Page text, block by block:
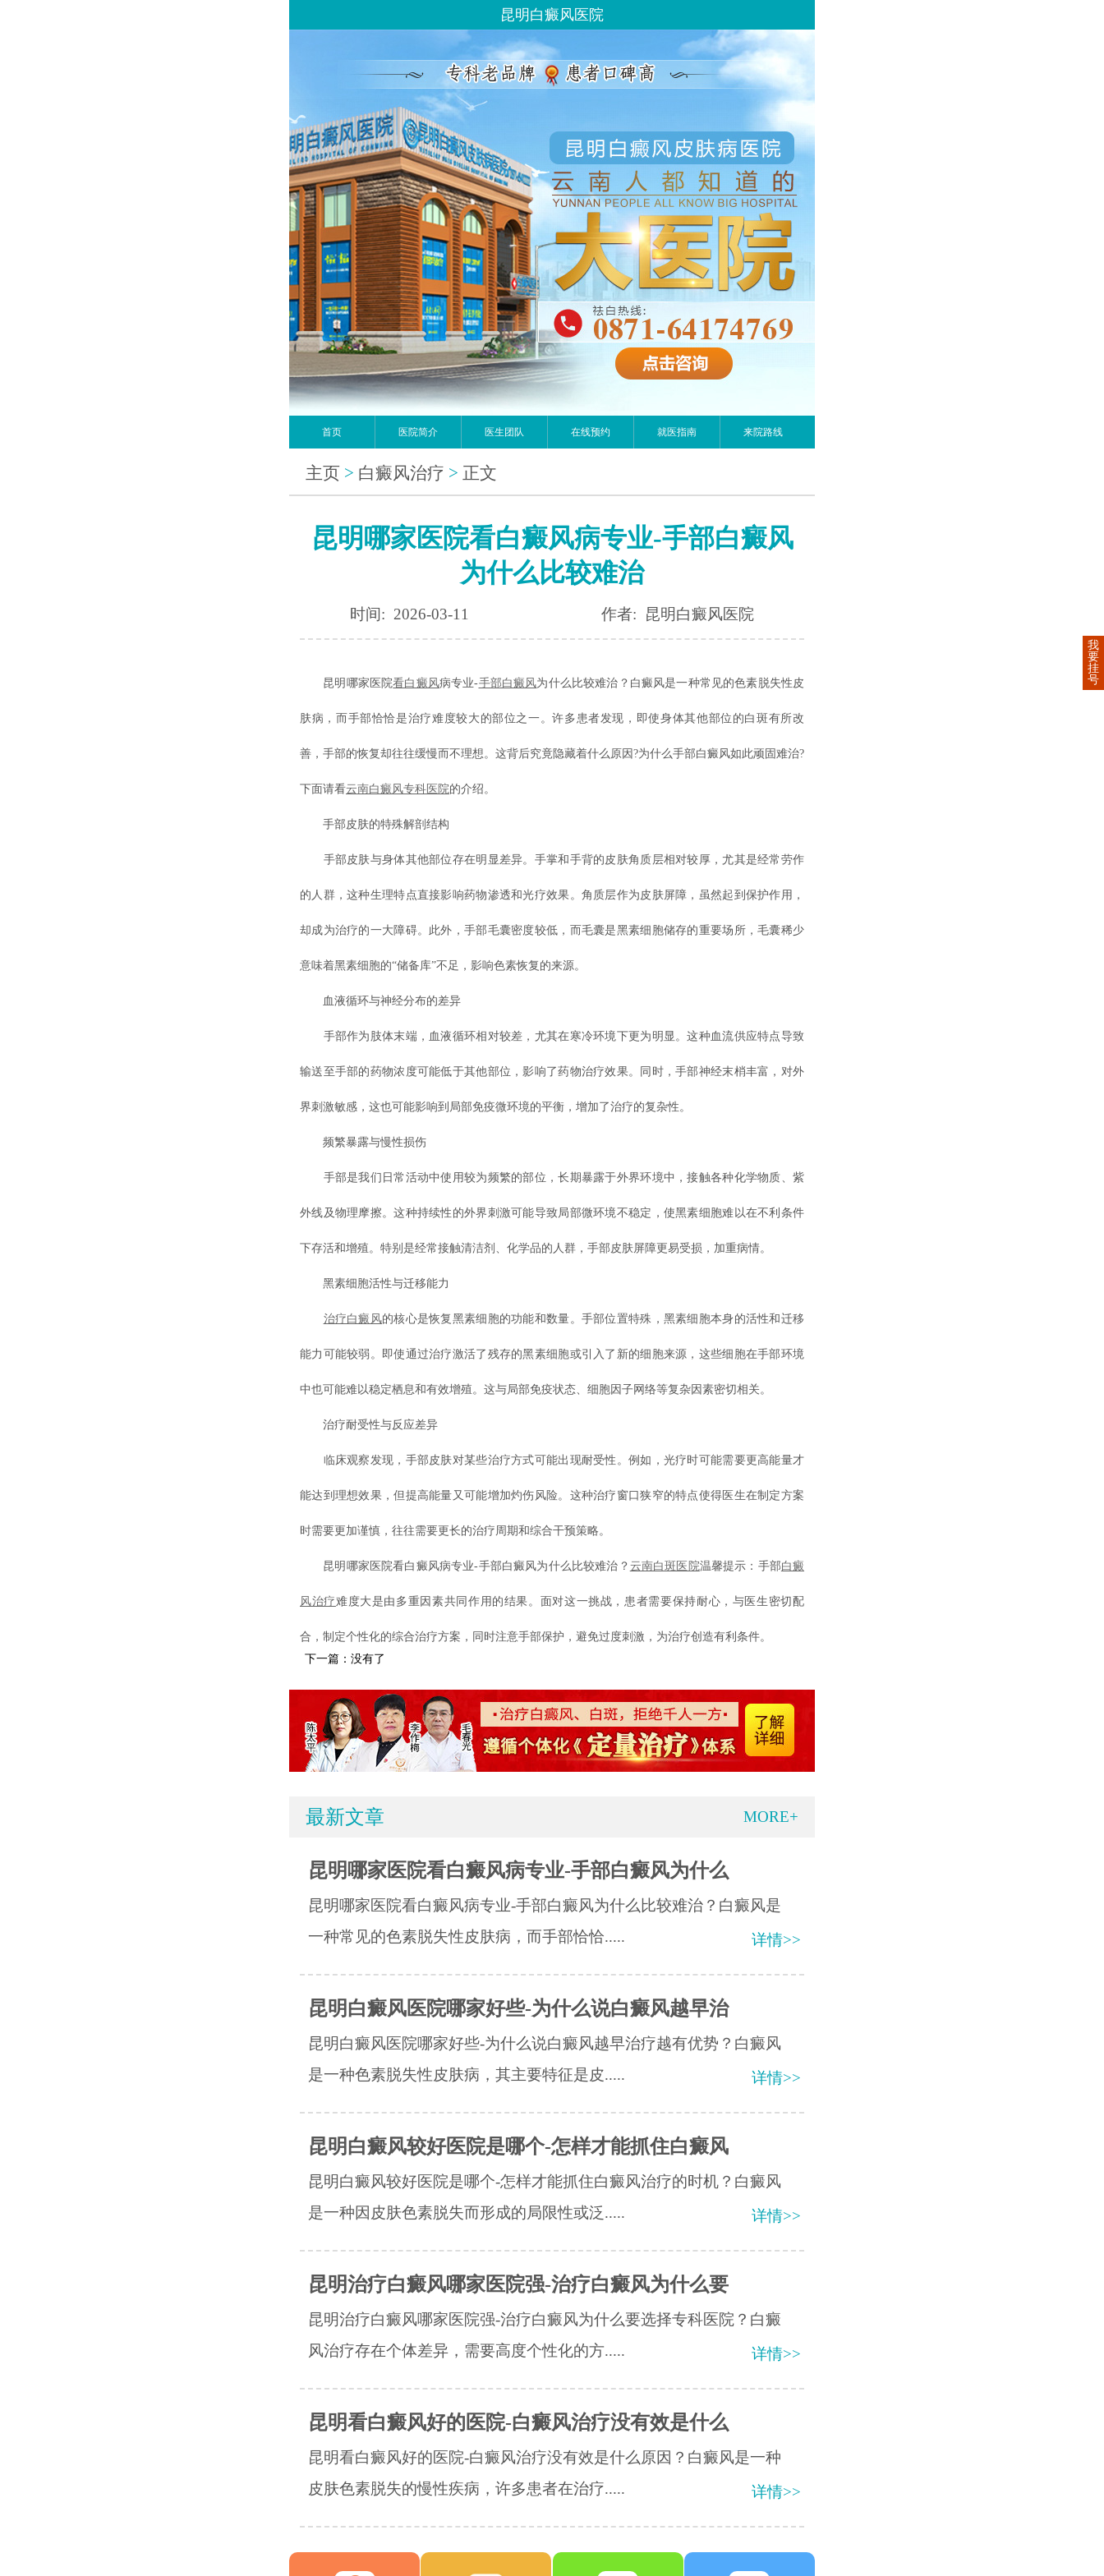
昆明白癜风医院
首页 医院简介 医生团队 在线预约 就医指南 来院路线
主页 > 白癜风治疗 > 正文
昆明哪家医院看白癜风病专业-手部白癜风
为什么比较难治
时间: 2026-03-11 作者: 昆明白癜风医院
昆明哪家医院看白癜风病专业-手部白癜风为什么比较难治？白癜风是一种常见的色素脱失性皮
肤病，而手部恰恰是治疗难度较大的部位之一。许多患者发现，即使身体其他部位的白斑有所改
善，手部的恢复却往往缓慢而不理想。这背后究竟隐藏着什么原因?为什么手部白癜风如此顽固难治?
下面请看云南白癜风专科医院的介绍。
手部皮肤的特殊解剖结构
手部皮肤与身体其他部位存在明显差异。手掌和手背的皮肤角质层相对较厚，尤其是经常劳作
的人群，这种生理特点直接影响药物渗透和光疗效果。角质层作为皮肤屏障，虽然起到保护作用，
却成为治疗的一大障碍。此外，手部毛囊密度较低，而毛囊是黑素细胞储存的重要场所，毛囊稀少
意味着黑素细胞的“储备库”不足，影响色素恢复的来源。
血液循环与神经分布的差异
手部作为肢体末端，血液循环相对较差，尤其在寒冷环境下更为明显。这种血流供应特点导致
输送至手部的药物浓度可能低于其他部位，影响了药物治疗效果。同时，手部神经末梢丰富，对外
界刺激敏感，这也可能影响到局部免疫微环境的平衡，增加了治疗的复杂性。
频繁暴露与慢性损伤
手部是我们日常活动中使用较为频繁的部位，长期暴露于外界环境中，接触各种化学物质、紫
外线及物理摩擦。这种持续性的外界刺激可能导致局部微环境不稳定，使黑素细胞难以在不利条件
下存活和增殖。特别是经常接触清洁剂、化学品的人群，手部皮肤屏障更易受损，加重病情。
黑素细胞活性与迁移能力
治疗白癜风的核心是恢复黑素细胞的功能和数量。手部位置特殊，黑素细胞本身的活性和迁移
能力可能较弱。即使通过治疗激活了残存的黑素细胞或引入了新的细胞来源，这些细胞在手部环境
中也可能难以稳定栖息和有效增殖。这与局部免疫状态、细胞因子网络等复杂因素密切相关。
治疗耐受性与反应差异
临床观察发现，手部皮肤对某些治疗方式可能出现耐受性。例如，光疗时可能需要更高能量才
能达到理想效果，但提高能量又可能增加灼伤风险。这种治疗窗口狭窄的特点使得医生在制定方案
时需要更加谨慎，往往需要更长的治疗周期和综合干预策略。
昆明哪家医院看白癜风病专业-手部白癜风为什么比较难治？ 云南白斑医院温馨提示：手部白癜
风治疗难度大是由多重因素共同作用的结果。面对这一挑战，患者需要保持耐心，与医生密切配
合，制定个性化的综合治疗方案，同时注意手部保护，避免过度刺激，为治疗创造有利条件。
下一篇：没有了
最新文章 MORE+
昆明哪家医院看白癜风病专业-手部白癜风为什么
昆明哪家医院看白癜风病专业-手部白癜风为什么比较难治？白癜风是
一种常见的色素脱失性皮肤病，而手部恰恰.....
详情>>
昆明白癜风医院哪家好些-为什么说白癜风越早治
昆明白癜风医院哪家好些-为什么说白癜风越早治疗越有优势？白癜风
是一种色素脱失性皮肤病，其主要特征是皮.....
详情>>
昆明白癜风较好医院是哪个-怎样才能抓住白癜风
昆明白癜风较好医院是哪个-怎样才能抓住白癜风治疗的时机？白癜风
是一种因皮肤色素脱失而形成的局限性或泛.....
详情>>
昆明治疗白癜风哪家医院强-治疗白癜风为什么要
昆明治疗白癜风哪家医院强-治疗白癜风为什么要选择专科医院？白癜
风治疗存在个体差异，需要高度个性化的方.....
详情>>
昆明看白癜风好的医院-白癜风治疗没有效是什么
昆明看白癜风好的医院-白癜风治疗没有效是什么原因？白癜风是一种
皮肤色素脱失的慢性疾病，许多患者在治疗.....
详情>>
我
要
挂
号